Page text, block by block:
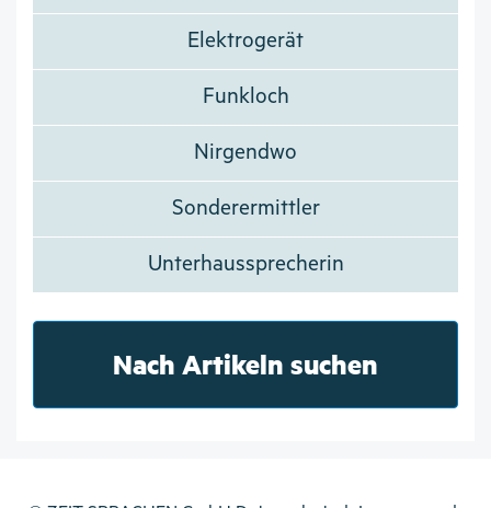
Elektrogerät
Funkloch
Nirgendwo
Sonderermittler
Unterhaussprecherin
Nach Artikeln suchen